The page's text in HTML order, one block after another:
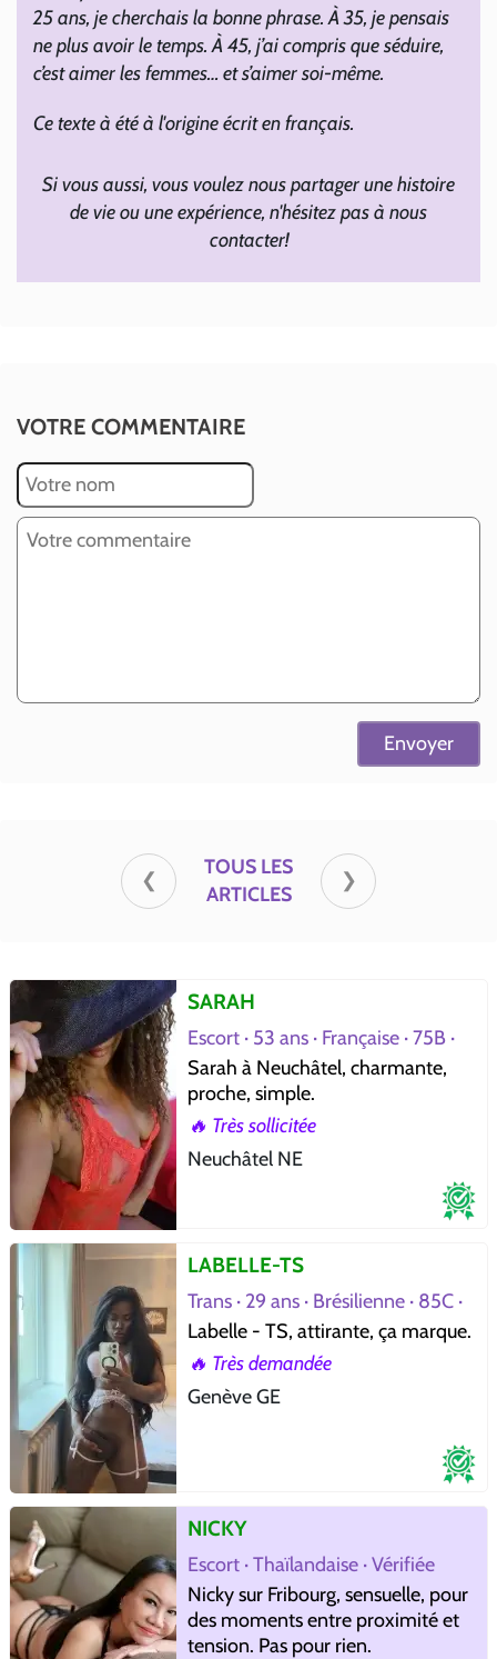
25 ans, je cherchais la bonne phrase. À 35, je pensais
ne plus avoir le temps. À 45, j’ai compris que séduire,
c’est aimer les femmes… et s’aimer soi-même.
Ce texte à été à l'origine écrit en français.
Si vous aussi, vous voulez nous partager une histoire
de vie ou une expérience, n'hésitez pas à nous
contacter!
VOTRE COMMENTAIRE
❮
TOUS LES
ARTICLES
❯
SARAH
Escort · 53 ans · Française · 75B ·
Vérifiée
Sarah à Neuchâtel, charmante,
proche, simple.
🔥 Très sollicitée
Neuchâtel NE
LABELLE-TS
Trans · 29 ans · Brésilienne · 85C ·
Vérifiée
Labelle - TS, attirante, ça marque.
🔥 Très demandée
Genève GE
NICKY
Escort · Thaïlandaise · Vérifiée
Nicky sur Fribourg, sensuelle, pour
des moments entre proximité et
tension. Pas pour rien.